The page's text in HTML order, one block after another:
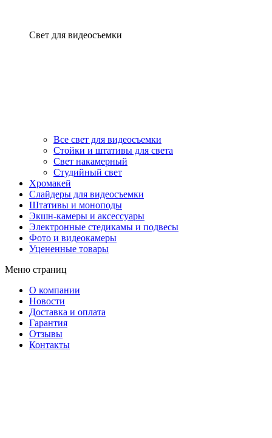
Свет для видеосъемки
Все свет для видеосъемки
Стойки и штативы для света
Свет накамерный
Студийный свет
Хромакей
Слайдеры для видеосъемки
Штативы и моноподы
Экшн-камеры и аксессуары
Электронные стедикамы и подвесы
Фото и видеокамеры
Уцененные товары
Меню страниц
О компании
Новости
Доставка и оплата
Гарантия
Отзывы
Контакты